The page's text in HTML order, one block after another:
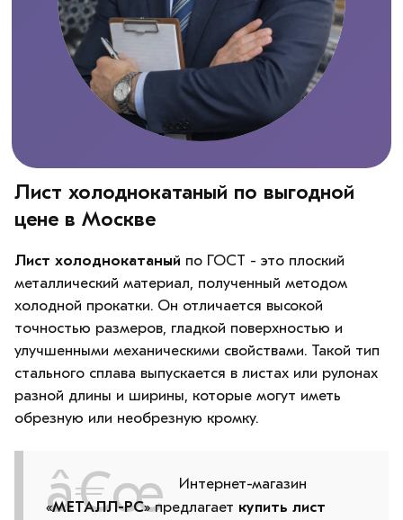
Лист холоднокатаный по выгодной
цене в Москве
Лист холоднокатаный по ГОСТ - это плоский
металлический материал, полученный методом
холодной прокатки. Он отличается высокой
точностью размеров, гладкой поверхностью и
улучшенными механическими свойствами. Такой тип
стального сплава выпускается в листах или рулонах
разной длины и ширины, которые могут иметь
обрезную или необрезную кромку.
Интернет-магазин
«МЕТАЛЛ-РС» предлагает купить лист